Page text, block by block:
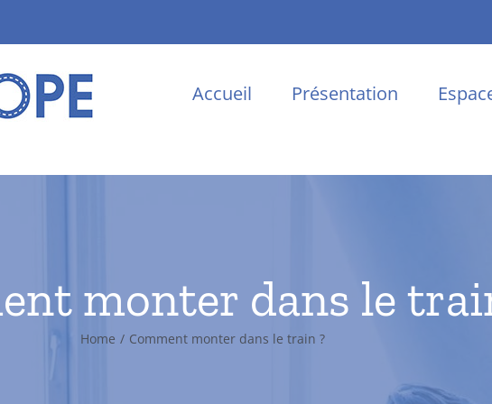
Accueil Présentation
monter dans le
Home / Comment monter dans le train ?